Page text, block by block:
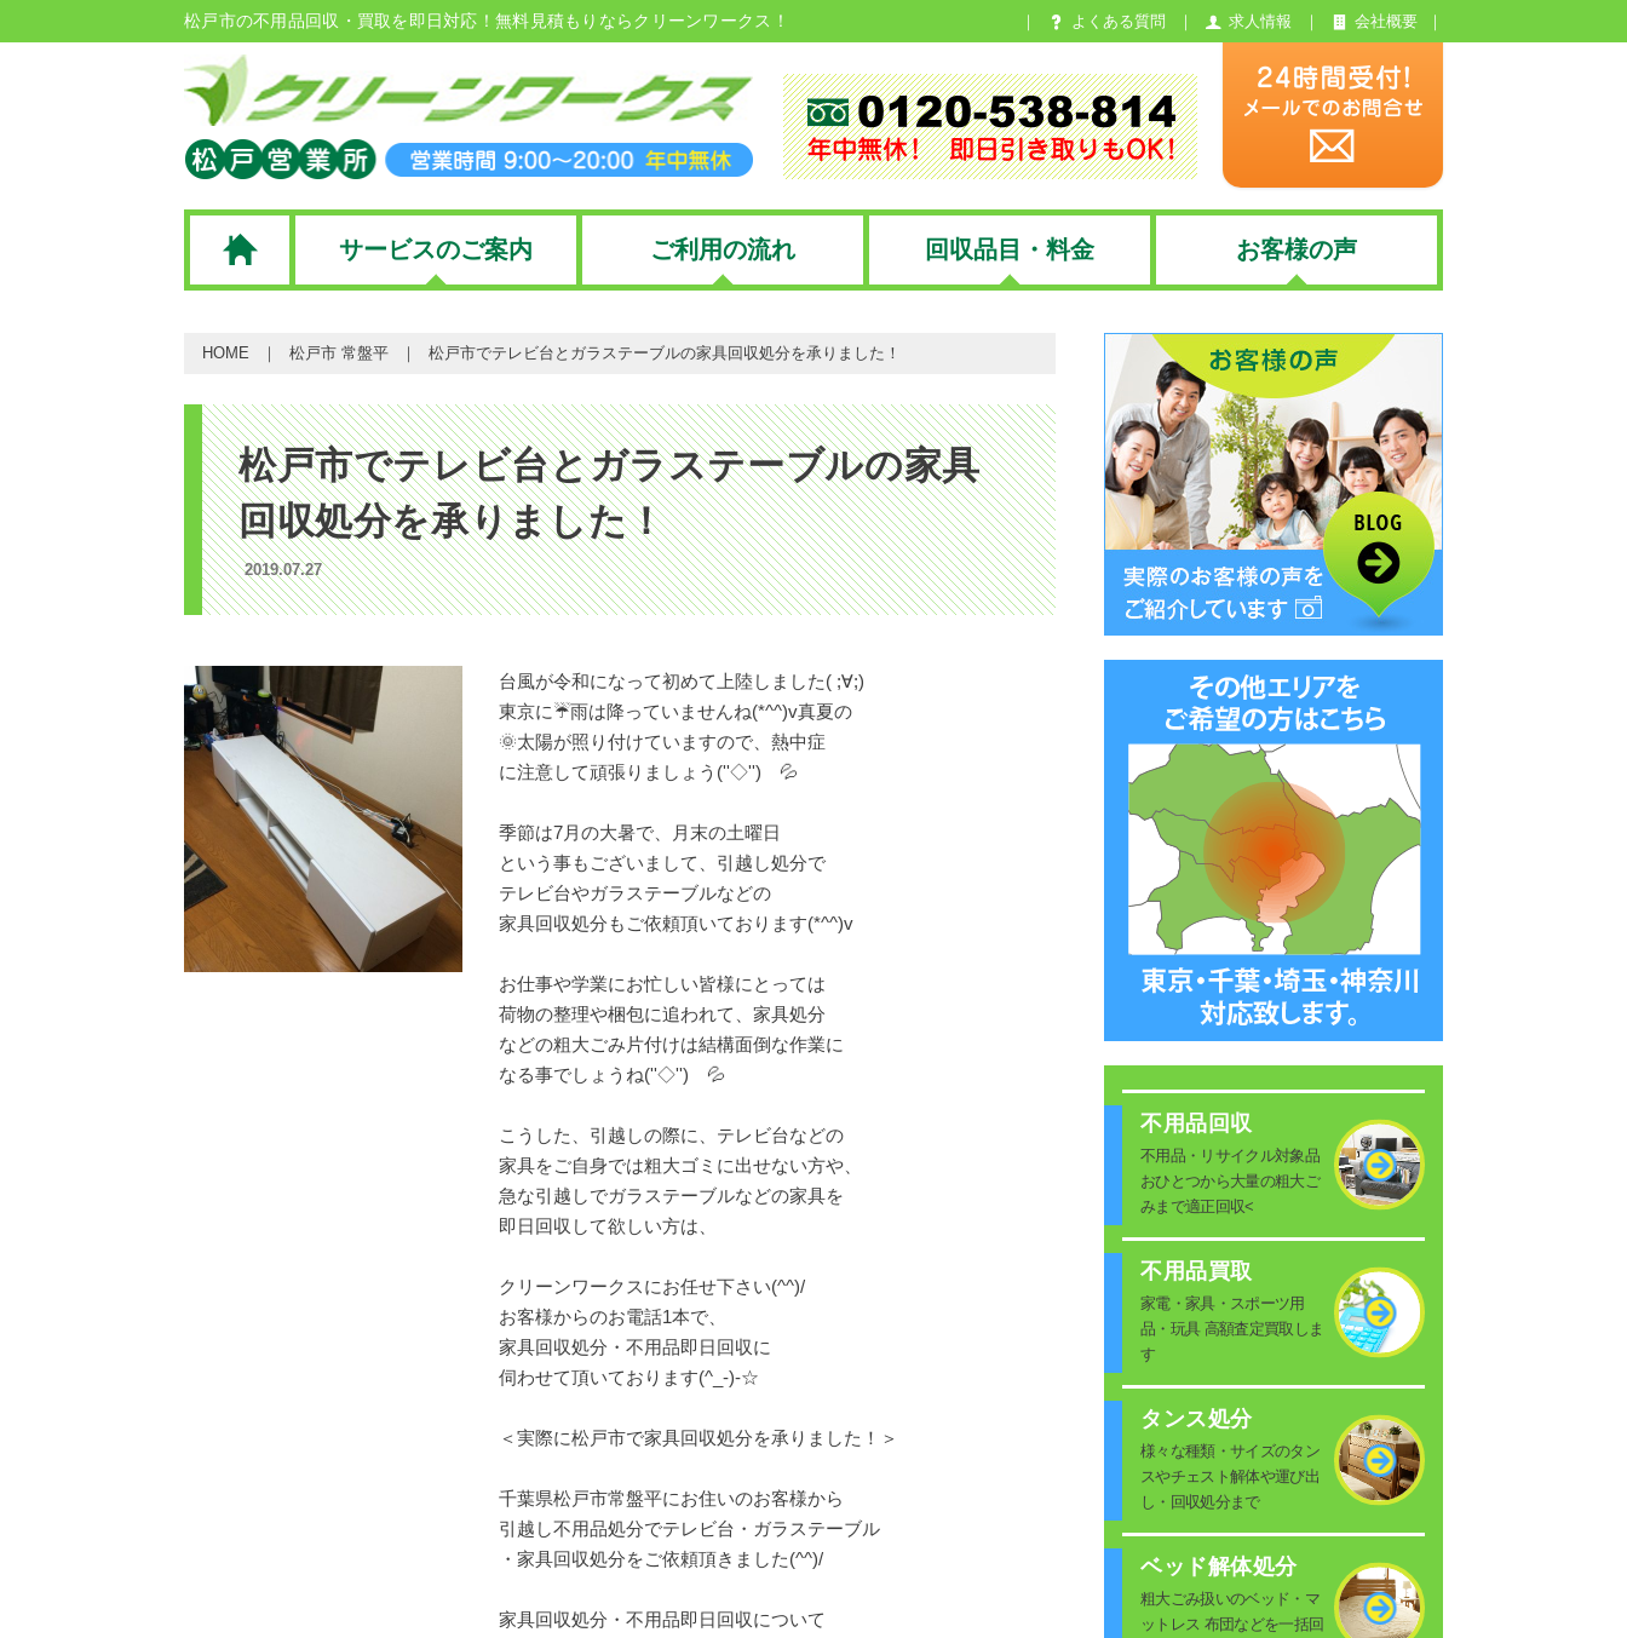
松戸市の不用品回収・買取を即日対応！無料見積もりならクリーンワークス！ よくある質問 求人情報 会社概要
サービスのご案内 ご利用の流れ 回収品目・料金 お客様の声
HOME 松戸市 常盤平 松戸市でテレビ台とガラステーブルの家具回収処分を承りました！
松戸市でテレビ台とガラステーブルの家具
回収処分を承りました！
2019.07.27
台風が令和になって初めて上陸しました( ;∀;)
東京に☔雨は降っていませんね(*^^)v真夏の
🌞太陽が照り付けていますので、熱中症
に注意して頑張りましょう(''◇'')ゞ💦
季節は7月の大暑で、月末の土曜日
という事もございまして、引越し処分で
テレビ台やガラステーブルなどの
家具回収処分もご依頼頂いております(*^^)v
お仕事や学業にお忙しい皆様にとっては
荷物の整理や梱包に追われて、家具処分
などの粗大ごみ片付けは結構面倒な作業に
なる事でしょうね(''◇'')ゞ💦
こうした、引越しの際に、テレビ台などの
家具をご自身では粗大ゴミに出せない方や、
急な引越しでガラステーブルなどの家具を
即日回収して欲しい方は、
クリーンワークスにお任せ下さい(^^)/
お客様からのお電話1本で、
家具回収処分・不用品即日回収に
伺わせて頂いております(^_-)-☆
＜実際に松戸市で家具回収処分を承りました！＞
千葉県松戸市常盤平にお住いのお客様から
引越し不用品処分でテレビ台・ガラステーブル
・家具回収処分をご依頼頂きました(^^)/
家具回収処分・不用品即日回収について
不用品回収
不用品・リサイクル対象品
おひとつから大量の粗大ご
みまで適正回収<
不用品買取
家電・家具・スポーツ用
品・玩具 高額査定買取しま
す
タンス処分
様々な種類・サイズのタン
スやチェスト解体や運び出
し・回収処分まで
ベッド解体処分
粗大ごみ扱いのベッド・マ
ットレス 布団などを一括回